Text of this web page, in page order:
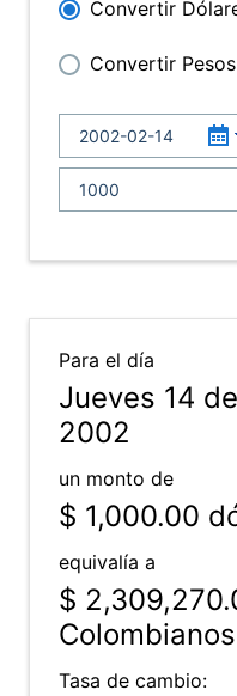
Convertir
Convertir
Para el día
Jueves 14
2002
un monto de
$ 1,000.00
equivalía a
$
Tasa de cambio: